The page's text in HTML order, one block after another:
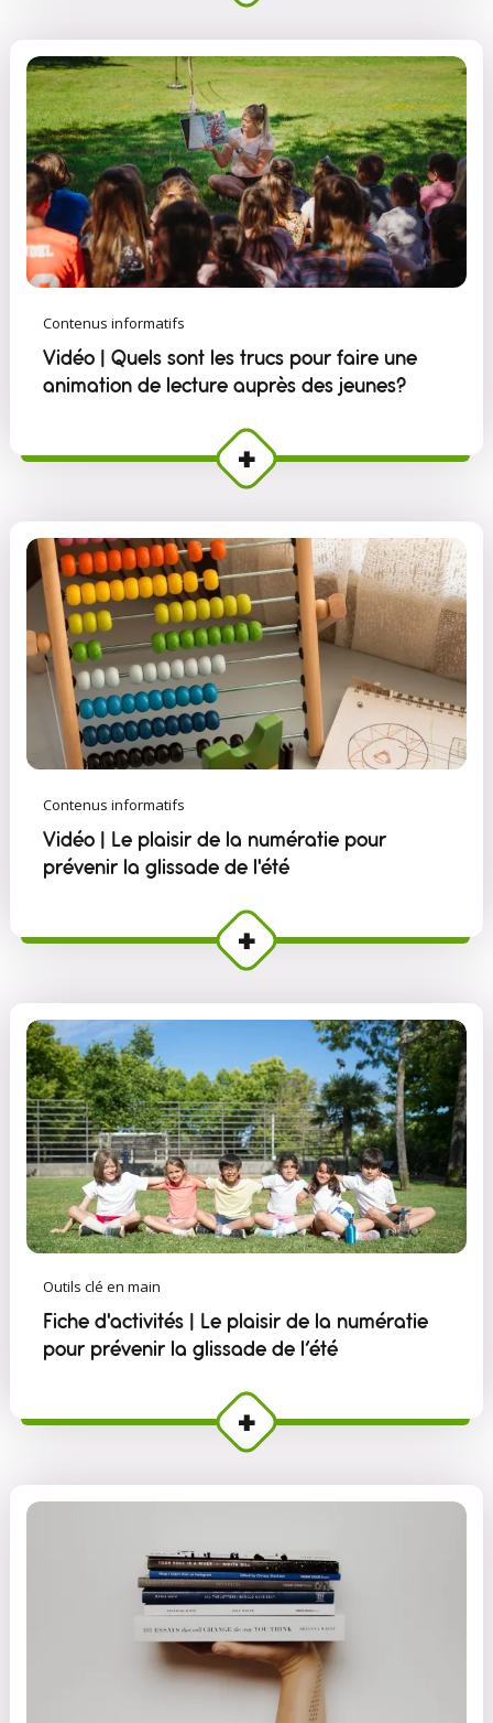
Contenus informatifs
Vidéo | Quels sont les trucs pour faire une
animation de lecture auprès des jeunes?
Contenus informatifs
Vidéo | Le plaisir de la numératie pour
prévenir la glissade de l'été
Outils clé en main
Fiche d'activités | Le plaisir de la numératie
pour prévenir la glissade de l’été